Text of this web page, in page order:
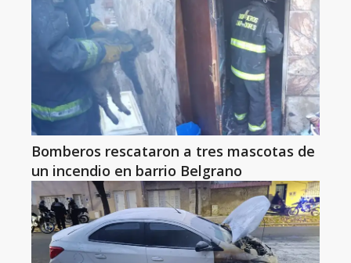
Bomberos rescataron a tres mascotas de
un incendio en barrio Belgrano